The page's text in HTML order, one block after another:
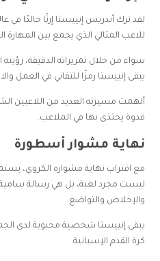
لقد ترك أندريس إنييستا إرثًا خالدًا في
للاعب المثالي الذي يجمع بين المهارة
سواء من خلال تمريراته الدقيقة، رؤيته
يبقى إنييستا رمزًا للتفاني في العمل
ألهمت مسيرته العديد من اللاعبين
قدوة يحتذى بها في الملاعب.
نهاية مشوار أسطورة
مع اقتراب نهاية مشواره الكروي،
ليست مجرد لعبة، بل هي رسالة سامية
والإخلاص والتواضع.
يبقى إنييستا شخصية محبوبة لدى
كرة القدم الإسبانية.